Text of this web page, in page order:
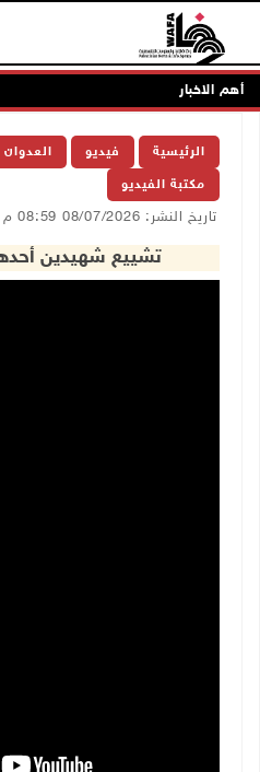
أهم الاخبار
الرئيسية فيديو
مكتبة الفيديو
تاريخ النشر: 08/07/2026 08:59 م
تشييع شهيدين